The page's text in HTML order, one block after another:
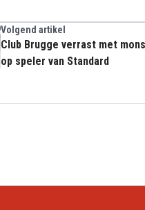
Volgend artikel
Club Brugge verrast met
op speler van Standard